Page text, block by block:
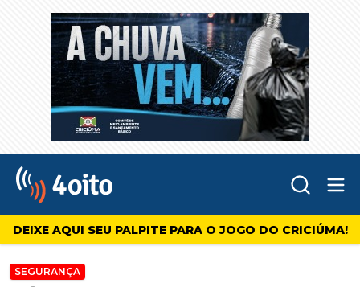
4oito
DEIXE AQUI SEU PALPITE PARA O JOGO DO CRICIÚMA!
SEGURANÇA
((Áudio e video)) Passageiros do
Içarense denunciam